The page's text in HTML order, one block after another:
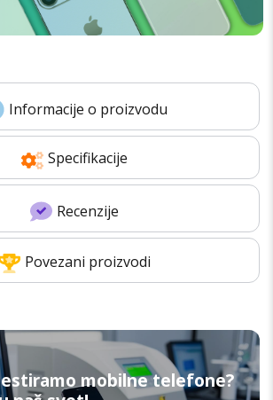
Informacije o proizvodu
Specifikacije
Recenzije
Povezani proizvodi
mobilne telefone?